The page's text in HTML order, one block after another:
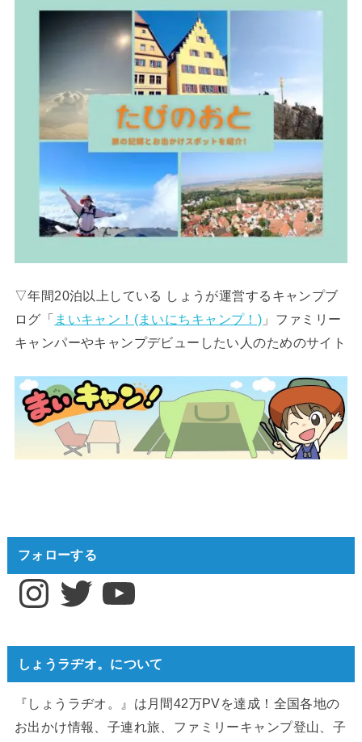
▽年間20泊以上している しょうが運営するキャンプブ
ログ「 まいキャン！(まいにちキャンプ！) 」ファミリー
キャンパーやキャンプデビューしたい人のためのサイト
フォローする
InstagramTwitter YouTube
しょうラヂオ。について
『しょうラヂオ。』は月間42万PVを達成！全国各地の
お出かけ情報、子連れ旅、ファミリーキャンプ登山、子